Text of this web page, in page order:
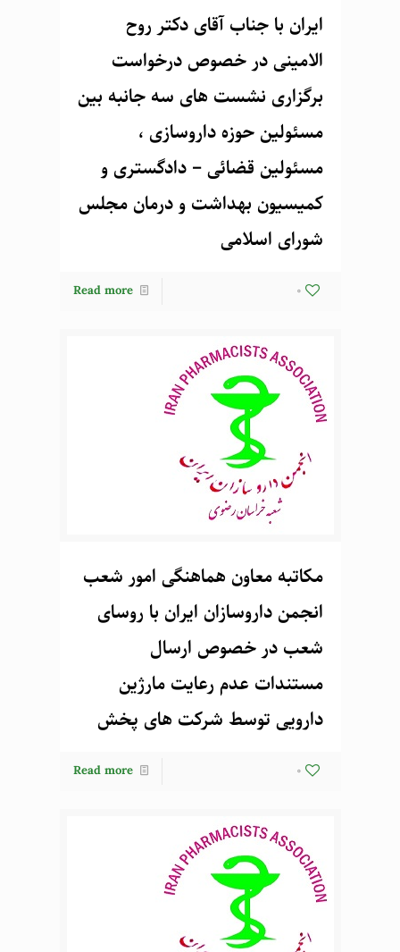
ایران با جناب آقای دکتر روح
الامینی در خصوص درخواست
برگزاری نشست های سه جانبه بین
مسئولین حوزه داروسازی ،
مسئولین قضائی – دادگستری و
کمیسیون بهداشت و درمان مجلس
شورای اسلامی
0
Read more
مکاتبه معاون هماهنگی امور شعب
انجمن داروسازان ایران با روسای
شعب در خصوص ارسال
مستندات عدم رعایت مارژین
دارویی توسط شرکت های پخش
0
Read more